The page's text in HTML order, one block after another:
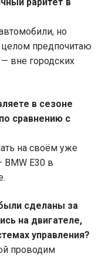
раритет в
но
целом предпочитаю
вне городских
в сезоне
сравнению с
на своём уже
E30 в
сделаны за
на двигателе,
управления?
проводим